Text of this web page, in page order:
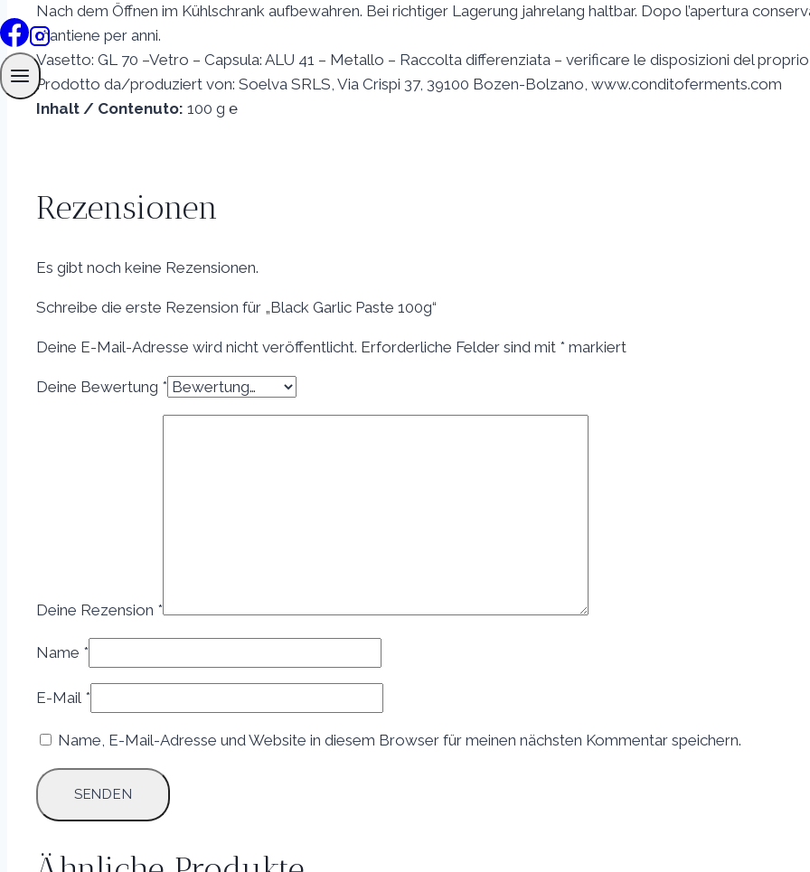
Nach dem Öffnen im Kühlschrank aufbewahren. Bei richtiger Lagerung jahrelang haltbar. Dopo l’apertura
mantiene per anni.
Vasetto: GL 70 –Vetro – Capsula: ALU 41 – Metallo – Raccolta differenziata – verificare le disposizioni del
Prodotto da/produziert von: Soelva SRLS, Via Crispi 37, 39100 Bozen-Bolzano, www.conditoferments.com
Inhalt / Contenuto: 100 g ℮
Rezensionen
Es gibt noch keine Rezensionen.
Schreibe die erste Rezension für „Black Garlic Paste 100g“
Deine E-Mail-Adresse wird nicht veröffentlicht. Erforderliche Felder sind mit * markiert
Deine Bewertung *
Deine Rezension *
Name *
E-Mail *
Name, E-Mail-Adresse und Website in diesem Browser für meinen nächsten Kommentar speichern.